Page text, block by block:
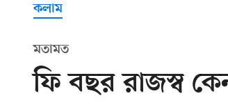
কলাম
মতামত
ফি বছর রাজস্ব